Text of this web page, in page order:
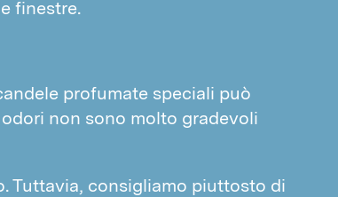
finestre.
profumate speciali può
non sono molto gradevoli
Tuttavia, consigliamo piuttosto di